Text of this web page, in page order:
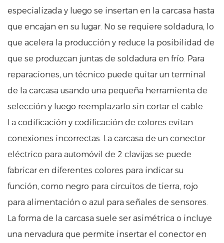
especializada y luego se insertan en la carcasa hasta
que encajan en su lugar. No se requiere soldadura, lo
que acelera la producción y reduce la posibilidad de
que se produzcan juntas de soldadura en frío. Para
reparaciones, un técnico puede quitar un terminal
de la carcasa usando una pequeña herramienta de
selección y luego reemplazarlo sin cortar el cable.
La codificación y codificación de colores evitan
conexiones incorrectas. La carcasa de un conector
eléctrico para automóvil de 2 clavijas se puede
fabricar en diferentes colores para indicar su
función, como negro para circuitos de tierra, rojo
para alimentación o azul para señales de sensores.
La forma de la carcasa suele ser asimétrica o incluye
una nervadura que permite insertar el conector en